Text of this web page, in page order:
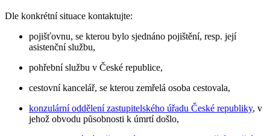
Dle konkrétní situace kontaktujte:
pojišťovnu, se kterou bylo sjednáno pojištění, resp. její
asistenční službu,
pohřební službu v České republice,
cestovní kancelář, se kterou zemřelá osoba cestovala,
konzulární oddělení zastupitelského úřadu České republiky, v
jehož obvodu působnosti k úmrtí došlo,